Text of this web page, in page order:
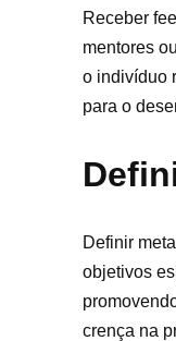
Receber
mentores
o indivíduo
para o
Definir
objetivos
crença na